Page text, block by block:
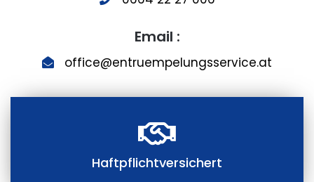
Email :
office@entruempelungsservice.at
Haftpflichtversichert